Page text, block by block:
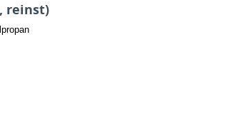
reinst)